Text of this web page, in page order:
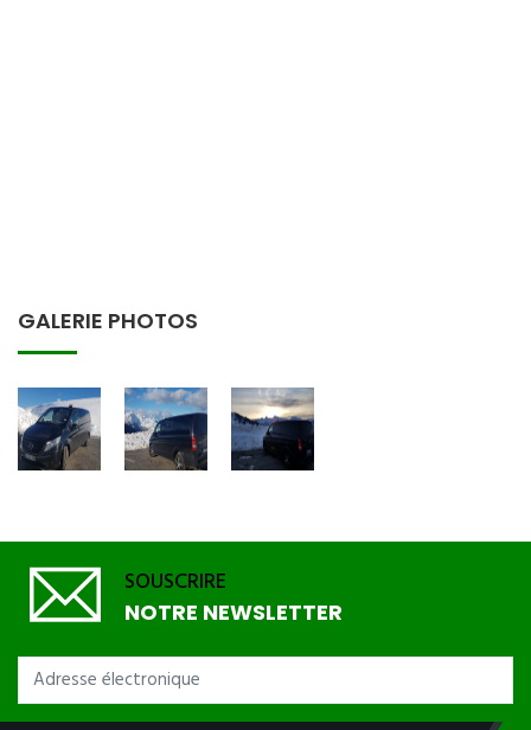
GALERIE PHOTOS
SOUSCRIRE
NOTRE NEWSLETTER